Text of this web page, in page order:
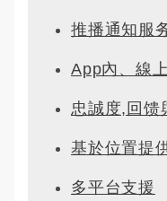
推播通知服
App內、線
忠誠度,回馈
基於位置提
多平台支援